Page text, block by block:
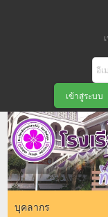
บุคลากร